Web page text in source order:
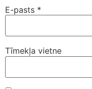
E-pasts *
Tīmekļa vietne